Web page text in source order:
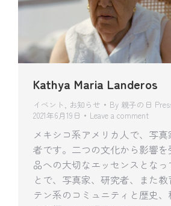
Kathya Maria Landeros
イベント , お知らせ By 親子の日
2021年6月19日
Leave a comment
メキシコ系アメリカ人で、写
者です。二つの文化から影響
品への大切なエッセンスとなっ
とで、写真家、研究者、また
テン系のコミュニティと歴史